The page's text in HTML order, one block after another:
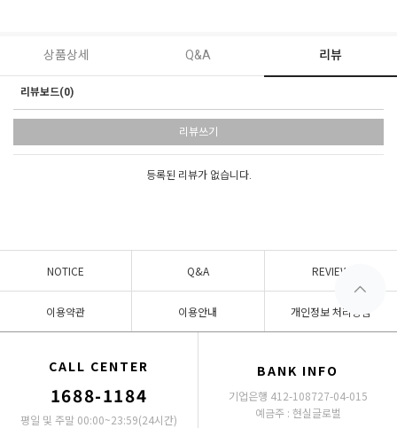
상품상세 Q&A 리뷰
리뷰보드(0)
리뷰쓰기
등록된 리뷰가 없습니다.
NOTICE Q&A REVIEW
이용약관 이용안내 개인정보 처리방침
CALL CENTER
1688-1184
평일 및 주말 00:00~23:59(24시간)
BANK INFO
기업은행 412-108727-04-015
예금주 : 현실글로벌